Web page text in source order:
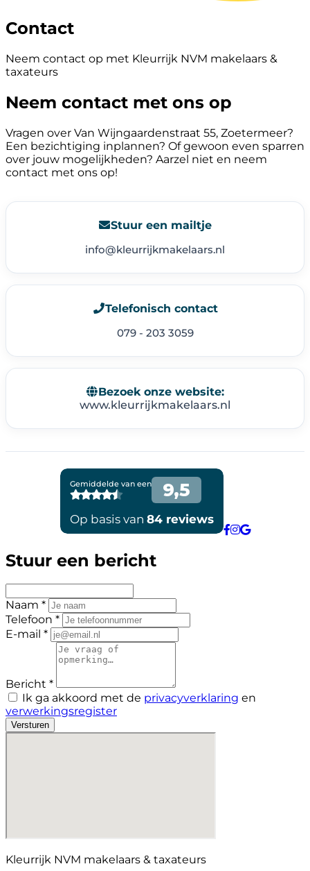
Contact
Neem contact op met Kleurrijk NVM makelaars &
taxateurs
Neem contact met ons op
Vragen over Van Wijngaardenstraat 55, Zoetermeer?
Een bezichtiging inplannen? Of gewoon even sparren
over jouw mogelijkheden? Aarzel niet en neem
contact met ons op!
Stuur een mailtje
info@kleurrijkmakelaars.nl
Telefonisch contact
079 - 203 3059
Bezoek onze website:
www.kleurrijkmakelaars.nl
Stuur een bericht
Naam *
Telefoon *
E-mail *
Bericht *
Ik ga akkoord met de privacyverklaring en
verwerkingsregister
Versturen
Kleurrijk NVM makelaars & taxateurs